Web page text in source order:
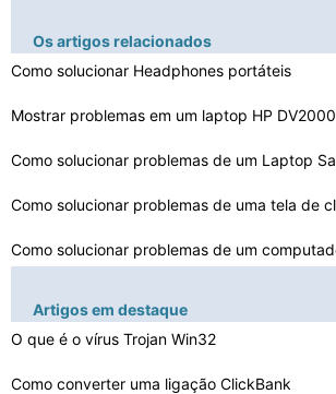
Os artigos relacionados
Como solucionar Headphones portáteis
Mostrar problemas em um laptop HP DV2000
Problemas com um Hibernating Laptop
Sony TT Laptop problemas de calor
Artigos em destaque
O que é o vírus Trojan Win32
Como converter uma ligação ClickBank